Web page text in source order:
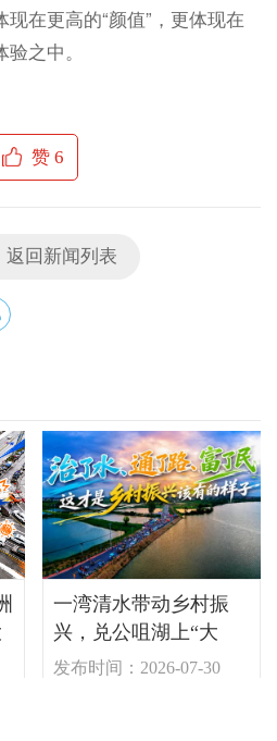
在更高的“颜值”，更体现在
之中。
赞6
返回新闻列表
一湾清水带动乡村振
兴，兑公咀湖上“大
分”！
发布时间：2026-07-30